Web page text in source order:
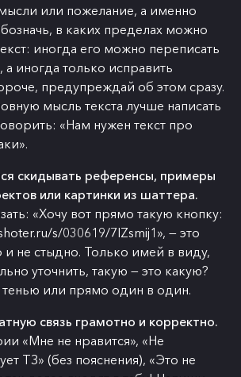
или пожелание, а именно
в каких пределах можно
иногда его можно переписать
а иногда только исправить
предупреждай об этом сразу.
мысль текста лучше написать
«Нам нужен текст про
скидывать референсы, примеры
или картинки из шаттера.
«Хочу вот прямо такую кнопку:
s/030619/7IZsmij1», — это
не стыдно. Только имей в виду,
уточнить, такую — это какую?
тенью или прямо один в один.
связь грамотно и корректно.
«Мне не нравится», «Не
ТЗ» (без пояснения), «Это не